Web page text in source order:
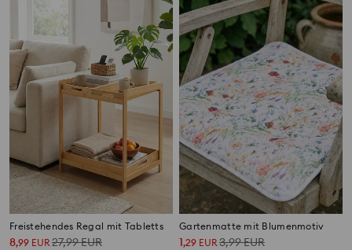
Freistehendes Regal mit Tabletts
8,99 EUR 27,99EUR
Gartenmatte mit Blumenmotiv
1,29 EUR 3,99EUR